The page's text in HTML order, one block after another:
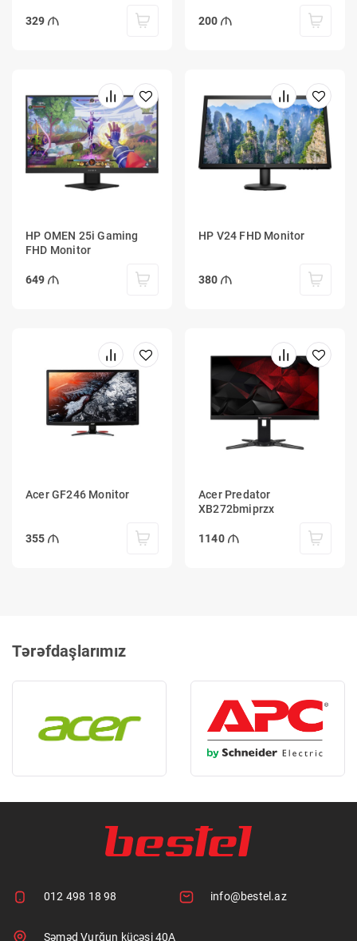
329 200
HP OMEN 25i Gaming
FHD Monitor
649
HP V24 FHD Monitor
380
Acer GF246 Monitor
355
Acer Predator
XB272bmiprzx
1140
Tərəfdaşlarımız
012 498 18 98 info@bestel.az
Səməd Vurğun küçəsi 40A